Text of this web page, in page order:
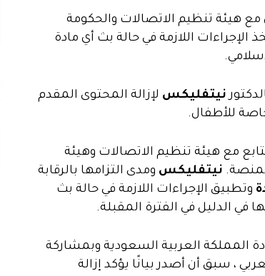
مع هيئة تنظيم الاتصالات والحكومة
الإجراءات اللازمة في حالة بث أي مادة
نيتفليكس لإزالة المحتوى المقدم
للأطفال.
مع هيئة تنظيم الاتصالات وهيئة
نيتفليكس ومدى التزامها بالرقابة
وتطبيق الإجراءات اللازمة في حالة بث
الدليل في الفترة المقبلة.
المملكة العربية السعودية وبمشاركة
، سبق أن أصدر بيانًا يؤكد إزالة